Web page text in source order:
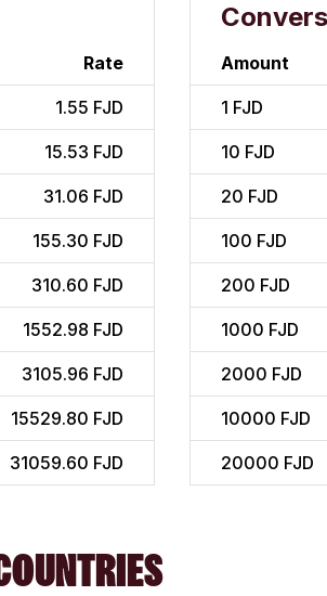
Rate
1.55 FJD
15.53 FJD
31.06 FJD
155.30 FJD
310.60 FJD
1552.98 FJD
3105.96 FJD
15529.80 FJD
31059.60 FJD
Amount
1 FJD
10 FJD
20 FJD
100 FJD
200 FJD
1000 FJD
2000 FJD
10000 FJD
20000 FJD